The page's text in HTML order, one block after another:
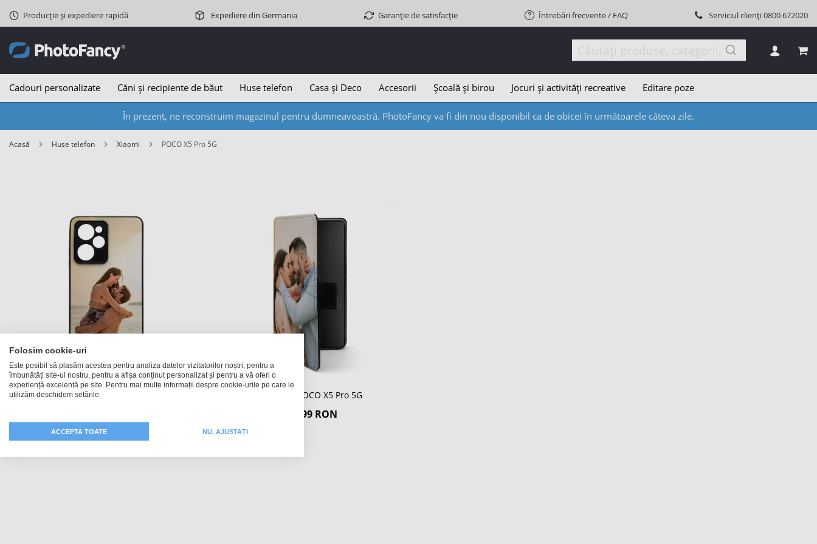
Producție și expediere rapidă Expediere din Germania Garanție de satisfacție Întrebări frecvente / FAQ Serviciul clienți0800 672020
Cadouri personalizate Căni și recipiente de băut Huse telefon Casa și Deco Accesorii Școală și birou Jocuri și activități recreative Editare poze
În prezent, ne reconstruim magazinul pentru dumneavoastră. PhotoFancy va fi din nou disponibil ca de obicei în următoarele câteva zile.
Acasă Huse telefon Xiaomi POCO X5 Pro 5G
Husă Softcase POCO X5 Pro 5G Husă flip POCO X5 Pro 5G
109,99 RON
Folosim cookie-uri
Este posibil să plasăm acestea pentru analiza datelor vizitatorilor noștri, pentru a
îmbunătăți site-ul nostru, pentru a afișa conținut personalizat și pentru a vă oferi o
experiență excelentă pe site. Pentru mai multe informații despre cookie-urile pe care le
utilizăm deschidem setările.
ACCEPTA TOATE NU, AJUSTAȚI